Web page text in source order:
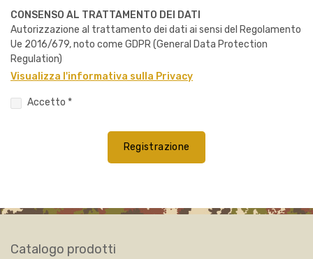
CONSENSO AL TRATTAMENTO DEI DATI
Autorizzazione al trattamento dei dati ai sensi del Regolamento
Ue 2016/679, noto come GDPR (General Data Protection
Regulation)
Visualizza l'informativa sulla Privacy
Accetto *
Registrazione
Catalogo prodotti